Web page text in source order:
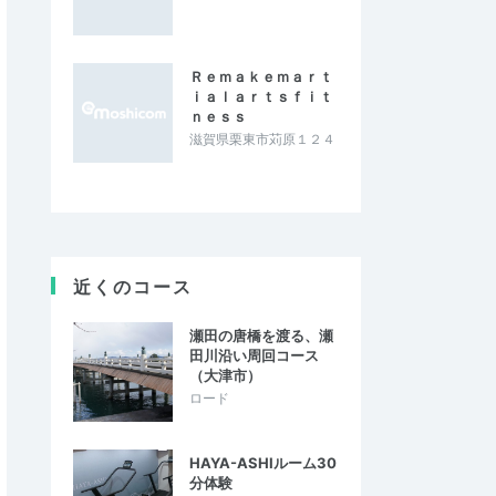
Ｒｅｍａｋｅｍａｒｔ
ｉａｌａｒｔｓｆｉｔ
ｎｅｓｓ
滋賀県栗東市苅原１２４
近くのコース
瀬田の唐橋を渡る、瀬
田川沿い周回コース
（大津市）
ロード
HAYA-ASHIルーム30
分体験